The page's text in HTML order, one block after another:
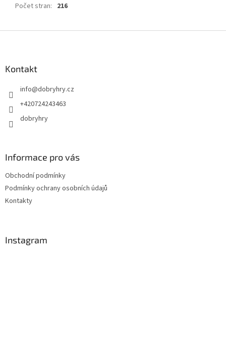
Počet stran: 216
Kontakt
info@dobryhry.cz
+420724243463
dobryhry
Informace pro vás
Obchodní podmínky
Podmínky ochrany osobních údajů
Kontakty
Instagram